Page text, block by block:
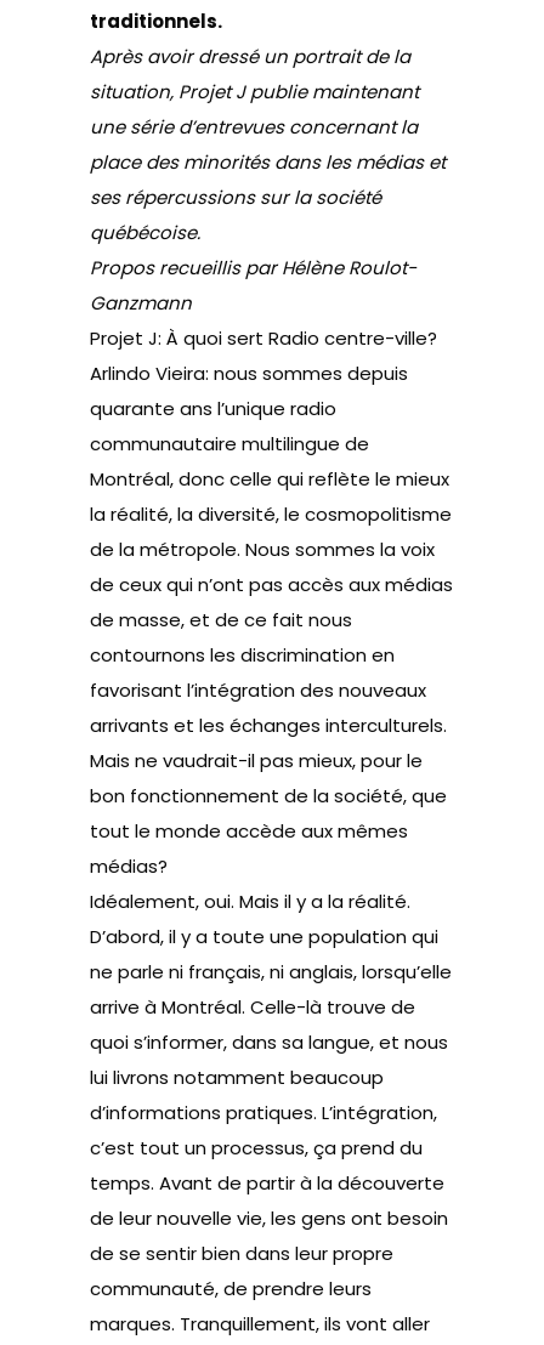
traditionnels.
Après avoir dressé un portrait de la
situation, Projet J publie maintenant
une série d’entrevues concernant la
place des minorités dans les médias et
ses répercussions sur la société
québécoise.
Propos recueillis par Hélène Roulot-
Ganzmann
Projet J: À quoi sert Radio centre-ville?
Arlindo Vieira: nous sommes depuis
quarante ans l’unique radio
communautaire multilingue de
Montréal, donc celle qui reflète le mieux
la réalité, la diversité, le cosmopolitisme
de la métropole. Nous sommes la voix
de ceux qui n’ont pas accès aux médias
de masse, et de ce fait nous
contournons les discrimination en
favorisant l’intégration des nouveaux
arrivants et les échanges interculturels.
Mais ne vaudrait-il pas mieux, pour le
bon fonctionnement de la société, que
tout le monde accède aux mêmes
médias?
Idéalement, oui. Mais il y a la réalité.
D’abord, il y a toute une population qui
ne parle ni français, ni anglais, lorsqu’elle
arrive à Montréal. Celle-là trouve de
quoi s’informer, dans sa langue, et nous
lui livrons notamment beaucoup
d’informations pratiques. L’intégration,
c’est tout un processus, ça prend du
temps. Avant de partir à la découverte
de leur nouvelle vie, les gens ont besoin
de se sentir bien dans leur propre
communauté, de prendre leurs
marques. Tranquillement, ils vont aller